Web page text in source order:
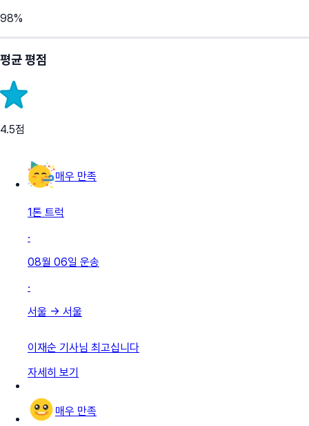
98%
평균 평점
4.5점
매우 만족
1톤 트럭
·
08월 06일 운송
·
서울 → 서울
이재순 기사님 최고십니다
자세히 보기
매우 만족